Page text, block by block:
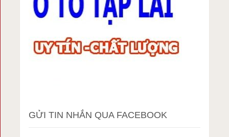
GỬI TIN NHẮN QUA FACEBOOK